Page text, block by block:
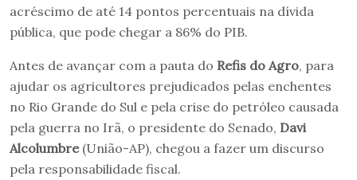
acréscimo de até 14 pontos percentuais na dívida
pública, que pode chegar a 86% do PIB.
Antes de avançar com a pauta do Refis do Agro, para
ajudar os agricultores prejudicados pelas enchentes
no Rio Grande do Sul e pela crise do petróleo causada
pela guerra no Irã, o presidente do Senado, Davi
Alcolumbre(União-AP), chegou a fazer um discurso
pela responsabilidade fiscal.